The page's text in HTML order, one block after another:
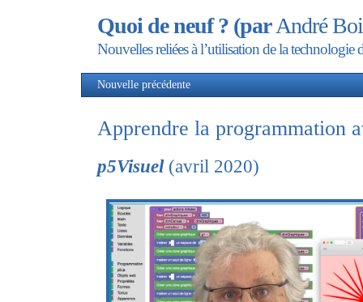
Quoi de neuf ? (parAndré
Nouvelles reliées à l’utilisation de la technologie
Nouvelle précédente
Apprendre la programmation
p5Visuel(avril 2020)